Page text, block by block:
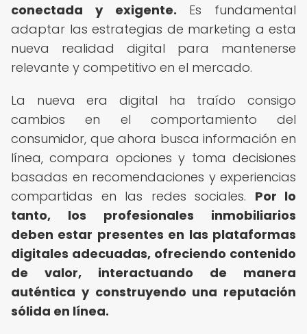
conectada y exigente. Es fundamental
adaptar las estrategias de marketing a esta
nueva realidad digital para mantenerse
relevante y competitivo en el mercado.
La nueva era digital ha traído consigo
cambios en el comportamiento del
consumidor, que ahora busca información en
línea, compara opciones y toma decisiones
basadas en recomendaciones y experiencias
compartidas en las redes sociales. Por lo
tanto, los profesionales inmobiliarios
deben estar presentes en las plataformas
digitales adecuadas, ofreciendo contenido
de valor, interactuando de manera
auténtica y construyendo una reputación
sólida en línea.